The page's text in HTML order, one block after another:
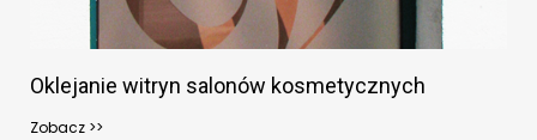
Oklejanie witryn salonów kosmetycznych
Zobacz >>